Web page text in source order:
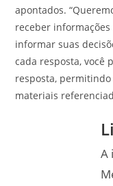
apontados.
receber
informar suas
cada resposta, você
resposta,
materiais
A